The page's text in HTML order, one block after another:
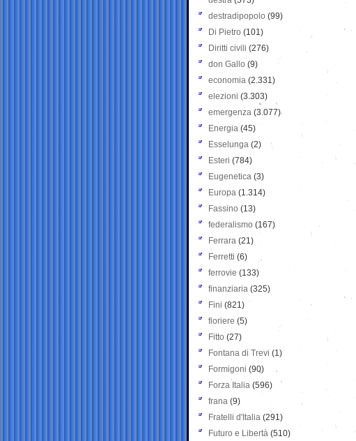
destradipopolo (99)
Di Pietro (101)
Diritti civili (276)
don Gallo (9)
economia (2.331)
elezioni (3.303)
emergenza (3.077)
Energia (45)
Esselunga (2)
Esteri (784)
Eugenetica (3)
Europa (1.314)
Fassino (13)
federalismo (167)
Ferrara (21)
Ferretti (6)
ferrovie (133)
finanziaria (325)
Fini (821)
fioriere (5)
Fitto (27)
Fontana di Trevi (1)
Formigoni (90)
Forza Italia (596)
frana (9)
Fratelli d'Italia (291)
Futuro e Libertà (510)